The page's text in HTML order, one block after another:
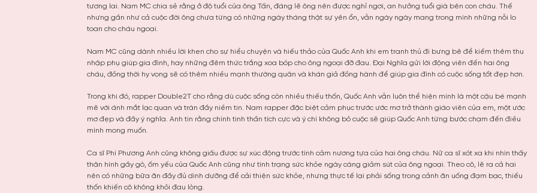
tương lai. Nam MC chia sẻ rằng ở độ tuổi của ông Tấn, đáng lẽ ông nên được nghỉ ngơi, an hưởng tuổi già bên con cháu. Thế
nhưng gần như cả cuộc đời ông chưa từng có những ngày tháng thật sự yên ổn, vẫn ngày ngày mang trong mình những nỗi lo
toan cho cháu ngoại.
Nam MC cũng dành nhiều lời khen cho sự hiểu chuyện và hiếu thảo của Quốc Anh khi em tranh thủ đi bưng bê để kiếm thêm thu
nhập phụ giúp gia đình, hay những đêm thức trắng xoa bóp cho ông ngoại đỡ đau. Đại Nghĩa gửi lời động viên đến hai ông
cháu, đồng thời hy vọng sẽ có thêm nhiều mạnh thường quân và khán giả đồng hành để giúp gia đình có cuộc sống tốt đẹp hơn.
Trong khi đó, rapper Double2T cho rằng dù cuộc sống còn nhiều thiếu thốn, Quốc Anh vẫn luôn thể hiện mình là một cậu bé mạnh
mẽ với ánh mắt lạc quan và tràn đầy niềm tin. Nam rapper đặc biệt cảm phục trước ước mơ trở thành giáo viên của em, một ước
mơ đẹp và đầy ý nghĩa. Anh tin rằng chính tinh thần tích cực và ý chí không bỏ cuộc sẽ giúp Quốc Anh từng bước chạm đến điều
mình mong muốn.
Ca sĩ Phí Phương Anh cũng không giấu được sự xúc động trước tình cảm nương tựa của hai ông cháu. Nữ ca sĩ xót xa khi nhìn thấy
thân hình gầy gò, ốm yếu của Quốc Anh cũng như tình trạng sức khỏe ngày càng giảm sút của ông ngoại. Theo cô, lẽ ra cả hai
nên có những bữa ăn đầy đủ dinh dưỡng để cải thiện sức khỏe, nhưng thực tế lại phải sống trong cảnh ăn uống đạm bạc, thiếu
thốn khiến cô không khỏi đau lòng.